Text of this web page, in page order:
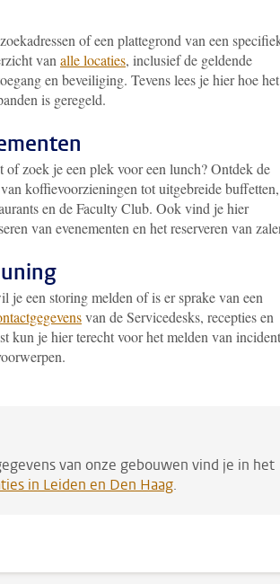
of een plattegrond van een
van alle locaties, inclusief de geldende
en beveiliging. Tevens lees je hier hoe het
is geregeld.
of zoek je een plek voor een lunch? Ontdek de
koffievoorzieningen tot uitgebreide
en de Faculty Club. Ook vind je hier
van evenementen en het reserveren van
je een storing melden of is er sprake van een
van de Servicedesks, recepties en
kun je hier terecht voor het melden van
van onze gebouwen vind je in het
in Leiden en Den Haag.